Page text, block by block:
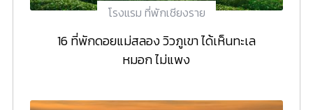
โรงแรม ที่พักเชียงราย
16 ที่พักดอยแม่สลอง วิวภูเขา ได้เห็นทะเล
หมอก ไม่แพง